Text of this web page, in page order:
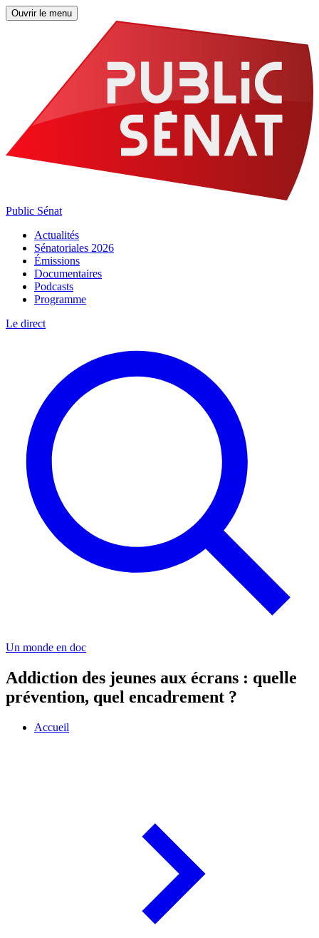
Ouvrir le menu
Public Sénat
Actualités
Sénatoriales 2026
Émissions
Documentaires
Podcasts
Programme
Le direct
Un monde en doc
Addiction des jeunes aux écrans : quelle
prévention, quel encadrement ?
Accueil